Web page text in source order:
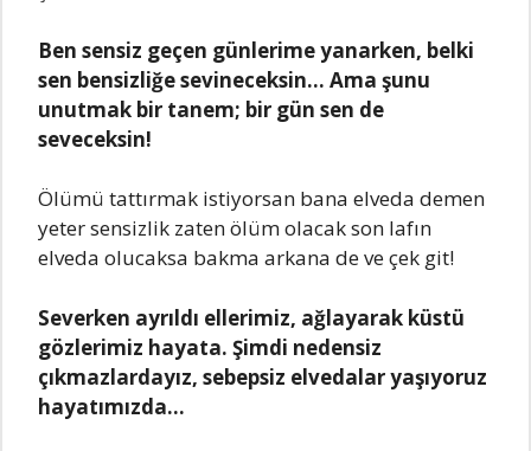
Ben sensiz geçen günlerime yanarken, belki
sen bensizliğe sevineceksin… Ama şunu
unutmak bir tanem; bir gün sen de
seveceksin!
Ölümü tattırmak istiyorsan bana elveda demen
yeter sensizlik zaten ölüm olacak son lafın
elveda olucaksa bakma arkana de ve çek git!
Severken ayrıldı ellerimiz, ağlayarak küstü
gözlerimiz hayata. Şimdi nedensiz
çıkmazlardayız, sebepsiz elvedalar yaşıyoruz
hayatımızda…